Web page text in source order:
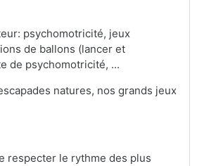
psychomotricité, jeux
de ballons (lancer et
de psychomotricité, ...
natures, nos grands jeux
respecter le rythme des plus